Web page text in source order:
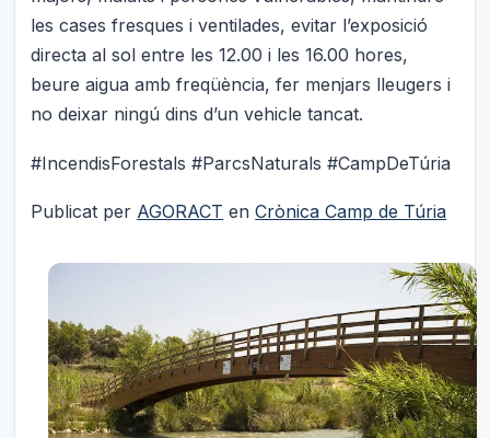
les cases fresques i ventilades, evitar l’exposició
directa al sol entre les 12.00 i les 16.00 hores,
beure aigua amb freqüència, fer menjars lleugers i
no deixar ningú dins d’un vehicle tancat.
#IncendisForestals #ParcsNaturals #CampDeTúria
Publicat per AGORACT enCrònica Camp de Túria